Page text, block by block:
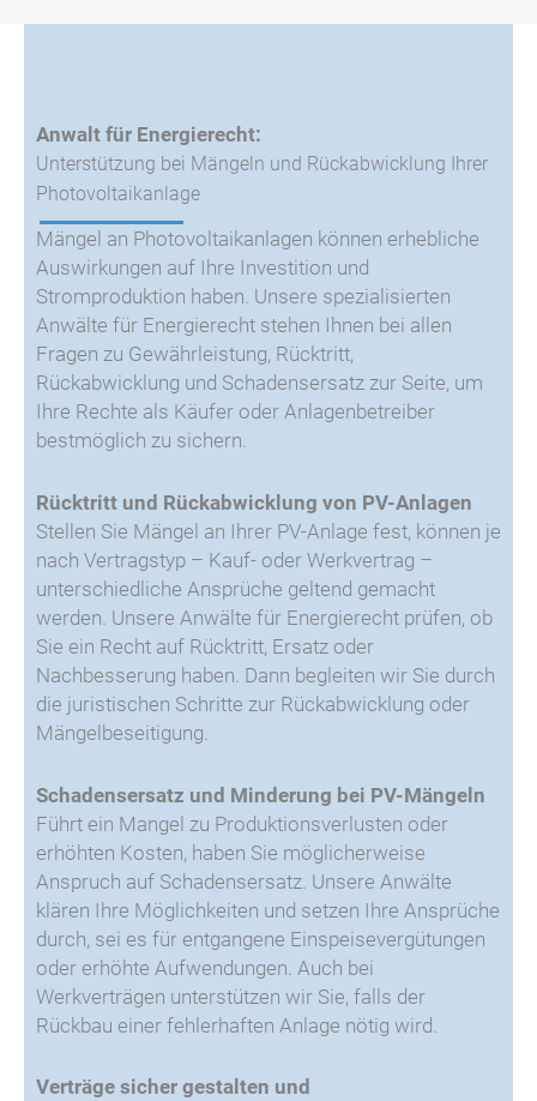
Anwalt für Energierecht:
Unterstützung bei Mängeln und Rückabwicklung Ihrer
Photovoltaikanlage
Mängel an Photovoltaikanlagen können erhebliche
Auswirkungen auf Ihre Investition und
Stromproduktion haben. Unsere spezialisierten
Anwälte für Energierecht stehen Ihnen bei allen
Fragen zu Gewährleistung, Rücktritt,
Rückabwicklung und Schadensersatz zur Seite, um
Ihre Rechte als Käufer oder Anlagenbetreiber
bestmöglich zu sichern.
Rücktritt und Rückabwicklung von PV-Anlagen
Stellen Sie Mängel an Ihrer PV-Anlage fest, können je
nach Vertragstyp – Kauf- oder Werkvertrag –
unterschiedliche Ansprüche geltend gemacht
werden. Unsere Anwälte für Energierecht prüfen, ob
Sie ein Recht auf Rücktritt, Ersatz oder
Nachbesserung haben. Dann begleiten wir Sie durch
die juristischen Schritte zur Rückabwicklung oder
Mängelbeseitigung.
Schadensersatz und Minderung bei PV-Mängeln
Führt ein Mangel zu Produktionsverlusten oder
erhöhten Kosten, haben Sie möglicherweise
Anspruch auf Schadensersatz. Unsere Anwälte
klären Ihre Möglichkeiten und setzen Ihre Ansprüche
durch, sei es für entgangene Einspeisevergütungen
oder erhöhte Aufwendungen. Auch bei
Werkverträgen unterstützen wir Sie, falls der
Rückbau einer fehlerhaften Anlage nötig wird.
Verträge sicher gestalten und